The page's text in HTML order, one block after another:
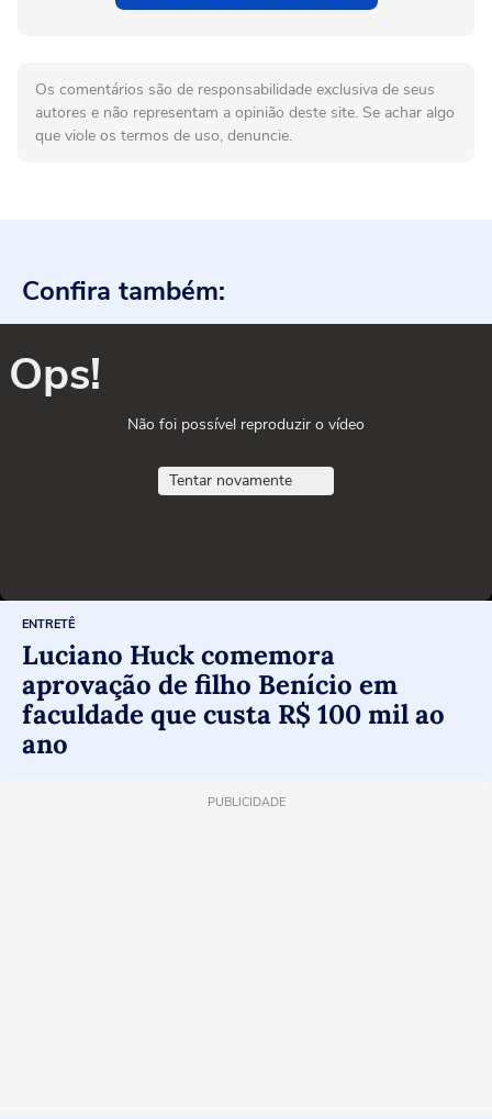
Os comentários são de responsabilidade exclusiva de seus
autores e não representam a opinião deste site. Se achar algo
que viole os termos de uso, denuncie.
Confira também:
Ops!
Não foi possível reproduzir o vídeo
Tentar novamente
ENTRETÊ
Luciano Huck comemora
aprovação de filho Benício em
faculdade que custa R$ 100 mil ao
ano
PUBLICIDADE